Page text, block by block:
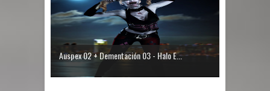
Auspex 02 + Dementación 03 - Halo E...